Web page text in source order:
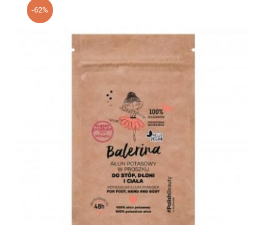
-62%